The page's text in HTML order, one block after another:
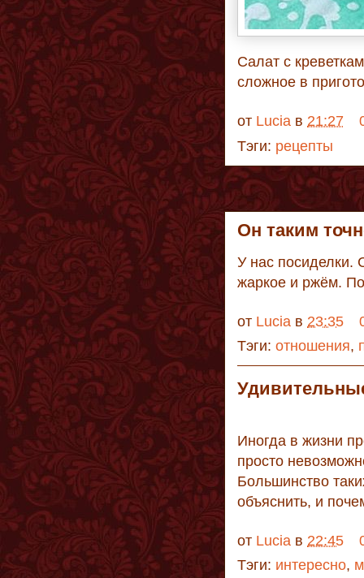
Салат с
сложное в
от Lucia в 21:27
Тэги: рецепты
Он таким
У нас посиделки.
жаркое и ржём.
от Lucia в 23:35
Тэги: отношения,
Иногда в жизни
просто
Большинство
объяснить, и
от Lucia в 22:45
Тэги: интересно,